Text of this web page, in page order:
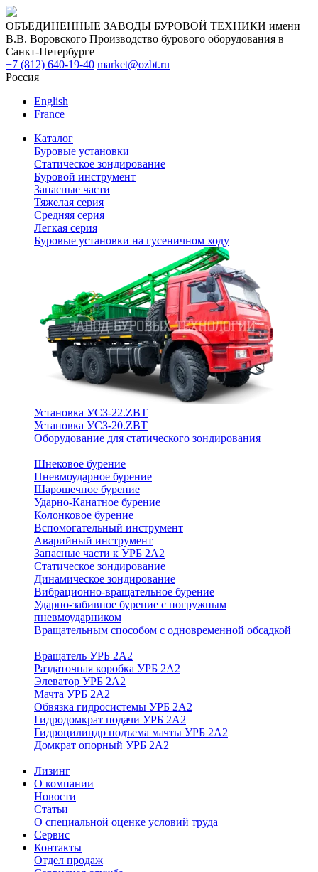
ОБЪЕДИНЕННЫЕ ЗАВОДЫ БУРОВОЙ ТЕХНИКИ имени
В.В. Воровского Производство бурового оборудования в
Санкт-Петербурге
+7 (812) 640-19-40 market@ozbt.ru
Россия
English
France
Каталог
Буровые установки
Статическое зондирование
Буровой инструмент
Запасные части
Тяжелая серия
Средняя серия
Легкая серия
Буровые установки на гусеничном ходу
Установка УСЗ-22.ZBT
Установка УСЗ-20.ZBT
Оборудование для статического зондирования
Шнековое бурение
Пневмоударное бурение
Шарошечное бурение
Ударно-Канатное бурение
Колонковое бурение
Вспомогательный инструмент
Аварийный инструмент
Запасные части к УРБ 2А2
Статическое зондирование
Динамическое зондирование
Вибрационно-вращательное бурение
Ударно-забивное бурение с погружным
пневмоударником
Вращательным способом с одновременной обсадкой
Вращатель УРБ 2А2
Раздаточная коробка УРБ 2А2
Элеватор УРБ 2А2
Мачта УРБ 2А2
Обвязка гидросистемы УРБ 2А2
Гидродомкрат подачи УРБ 2А2
Гидроцилиндр подъема мачты УРБ 2А2
Домкрат опорный УРБ 2А2
Лизинг
О компании
Новости
Статьи
О специальной оценке условий труда
Сервис
Контакты
Отдел продаж